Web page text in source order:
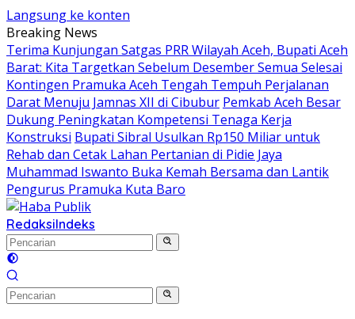
Langsung ke konten
Breaking News
Terima Kunjungan Satgas PRR Wilayah Aceh, Bupati Aceh
Barat: Kita Targetkan Sebelum Desember Semua Selesai
Kontingen Pramuka Aceh Tengah Tempuh Perjalanan
Darat Menuju Jamnas XII di Cibubur Pemkab Aceh Besar
Dukung Peningkatan Kompetensi Tenaga Kerja
Konstruksi Bupati Sibral Usulkan Rp150 Miliar untuk
Rehab dan Cetak Lahan Pertanian di Pidie Jaya
Muhammad Iswanto Buka Kemah Bersama dan Lantik
Pengurus Pramuka Kuta Baro
RedaksiIndeks